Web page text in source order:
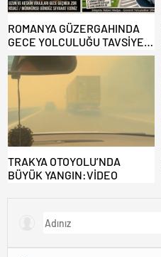
ROMANYA GÜZERGAHINDA
GECE YOLCULUĞU TAVSİYE
EDİLMİYOR: ALTERNATİF
KAPILAR ZAMAN
KAZANDIRIYOR!
TRAKYA OTOYOLU’NDA
BÜYÜK YANGIN:VİDEO